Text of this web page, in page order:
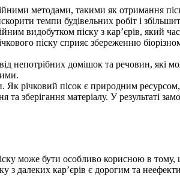
методами, такими як отримання
темпи будівельних робіт і
видобутком піску з кар’єрів, який
піску сприяє збереженню
непотрібних домішок та речовин, які
річковий пісок є природним
зберігання матеріалу. У результаті
може бути особливо корисною в
далеких кар’єрів є дорогим та